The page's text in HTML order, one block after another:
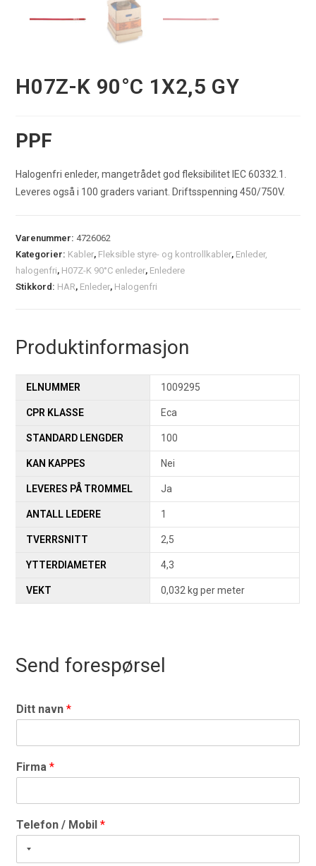
H07Z-K 90°C 1X2,5 GY
PPF
Halogenfri enleder, mangetrådet god fleksibilitet IEC 60332.1.
Leveres også i 100 graders variant. Driftsspenning 450/750V.
Varenummer:4726062
Kategorier: Kabler, Fleksible styre- og kontrollkabler, Enleder,
halogenfri, H07Z-K 90°C enleder, Enledere
Stikkord: HAR, Enleder, Halogenfri
Produktinformasjon
ELNUMMER 1009295
CPR KLASSE Eca
STANDARD LENGDER 100
KAN KAPPES Nei
LEVERES PÅ TROMMEL Ja
ANTALL LEDERE 1
TVERRSNITT 2,5
YTTERDIAMETER 4,3
VEKT 0,032 kg per meter
Send forespørsel
Ditt navn*
Firma*
Telefon / Mobil*